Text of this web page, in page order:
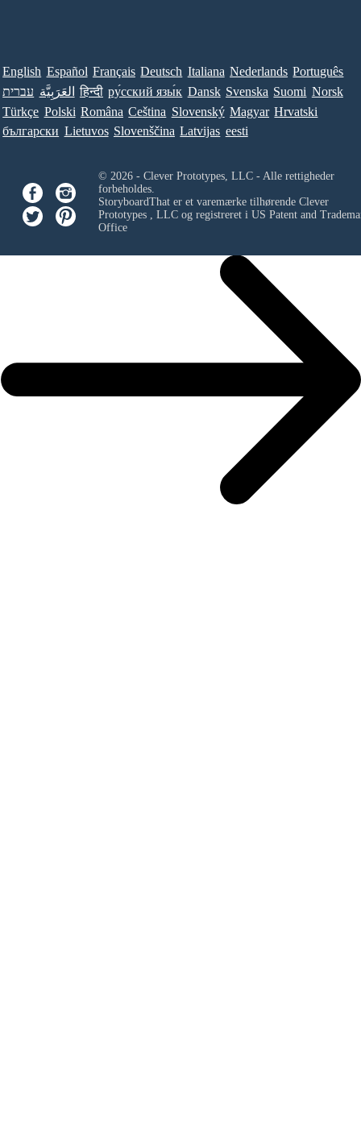
English Español Français Deutsch Italiana Nederlands Português
עברית العَرَبِيَّة हिन्दी ру́сский язы́к Dansk Svenska Suomi Norsk
Türkçe Polski Româna Ceština Slovenský Magyar Hrvatski
български Lietuvos Slovenščina Latvijas eesti
© 2026 - Clever Prototypes, LLC - Alle rettigheder
forbeholdes.
StoryboardThat er et varemærke tilhørende Clever
Prototypes , LLCog registreret i US Patent and
Office